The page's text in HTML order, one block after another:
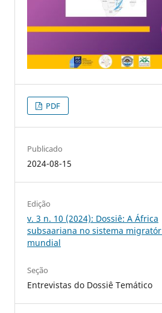
PDF
Publicado
2024-08-15
Edição
v. 3 n. 10 (2024): Dossiê: A África
subsaariana no sistema
mundial
Seção
Entrevistas do Dossiê Temático